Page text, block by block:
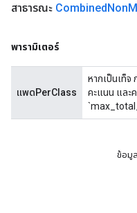
สาธารณะ CombinedNon
พารามิเตอร์
แพดPerClass
หากเป็นเท็
คะแนน และ
ข้อมู